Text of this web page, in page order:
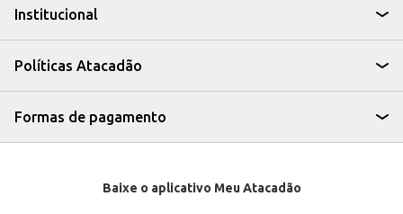
Institucional
Políticas Atacadão
Formas de pagamento
Baixe o aplicativo Meu Atacadão